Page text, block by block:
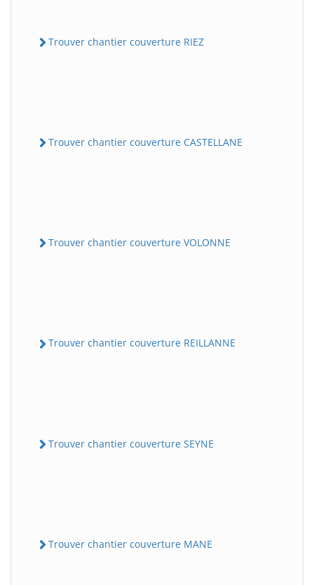
Trouver chantier couverture RIEZ
Trouver chantier couverture CASTELLANE
Trouver chantier couverture VOLONNE
Trouver chantier couverture REILLANNE
Trouver chantier couverture SEYNE
Trouver chantier couverture MANE